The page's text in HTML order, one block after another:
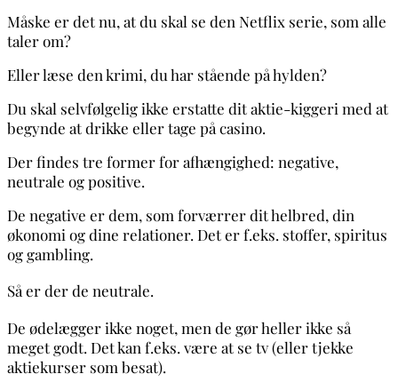
Måske er det nu, at du skal se den Netflix serie, som alle
taler om?
Eller læse den krimi, du har stående på hylden?
Du skal selvfølgelig ikke erstatte dit aktie-kiggeri med at
begynde at drikke eller tage på casino.
Der findes tre former for afhængighed: negative,
neutrale og positive.
De negative er dem, som forværrer dit helbred, din
økonomi og dine relationer. Det er f.eks. stoffer, spiritus
og gambling.
Så er der de neutrale.
De ødelægger ikke noget, men de gør heller ikke så
meget godt. Det kan f.eks. være at se tv (eller tjekke
aktiekurser som besat).